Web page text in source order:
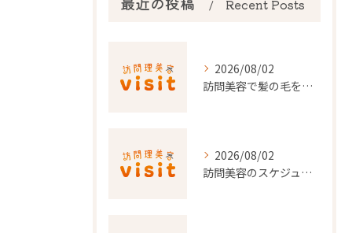
Recent Posts
2026/08/02
訪問美容で髪の毛を整える事前準備と安心料金ポイントを徹底解説
2026/08/02
訪問美容のスケジュール調整を東京都でスムーズに行うポイント